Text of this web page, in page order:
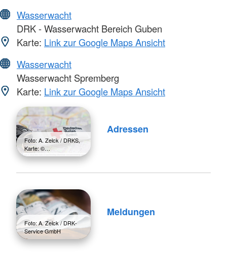
Wasserwacht
DRK - Wasserwacht Bereich Guben
Karte: Link zur Google Maps Ansicht
Wasserwacht
Wasserwacht Spremberg
Karte: Link zur Google Maps Ansicht
Foto: A. Zelck / DRKS,
Karte: ©…
Adressen
Foto: A. Zelck / DRK-
Service GmbH
Meldungen